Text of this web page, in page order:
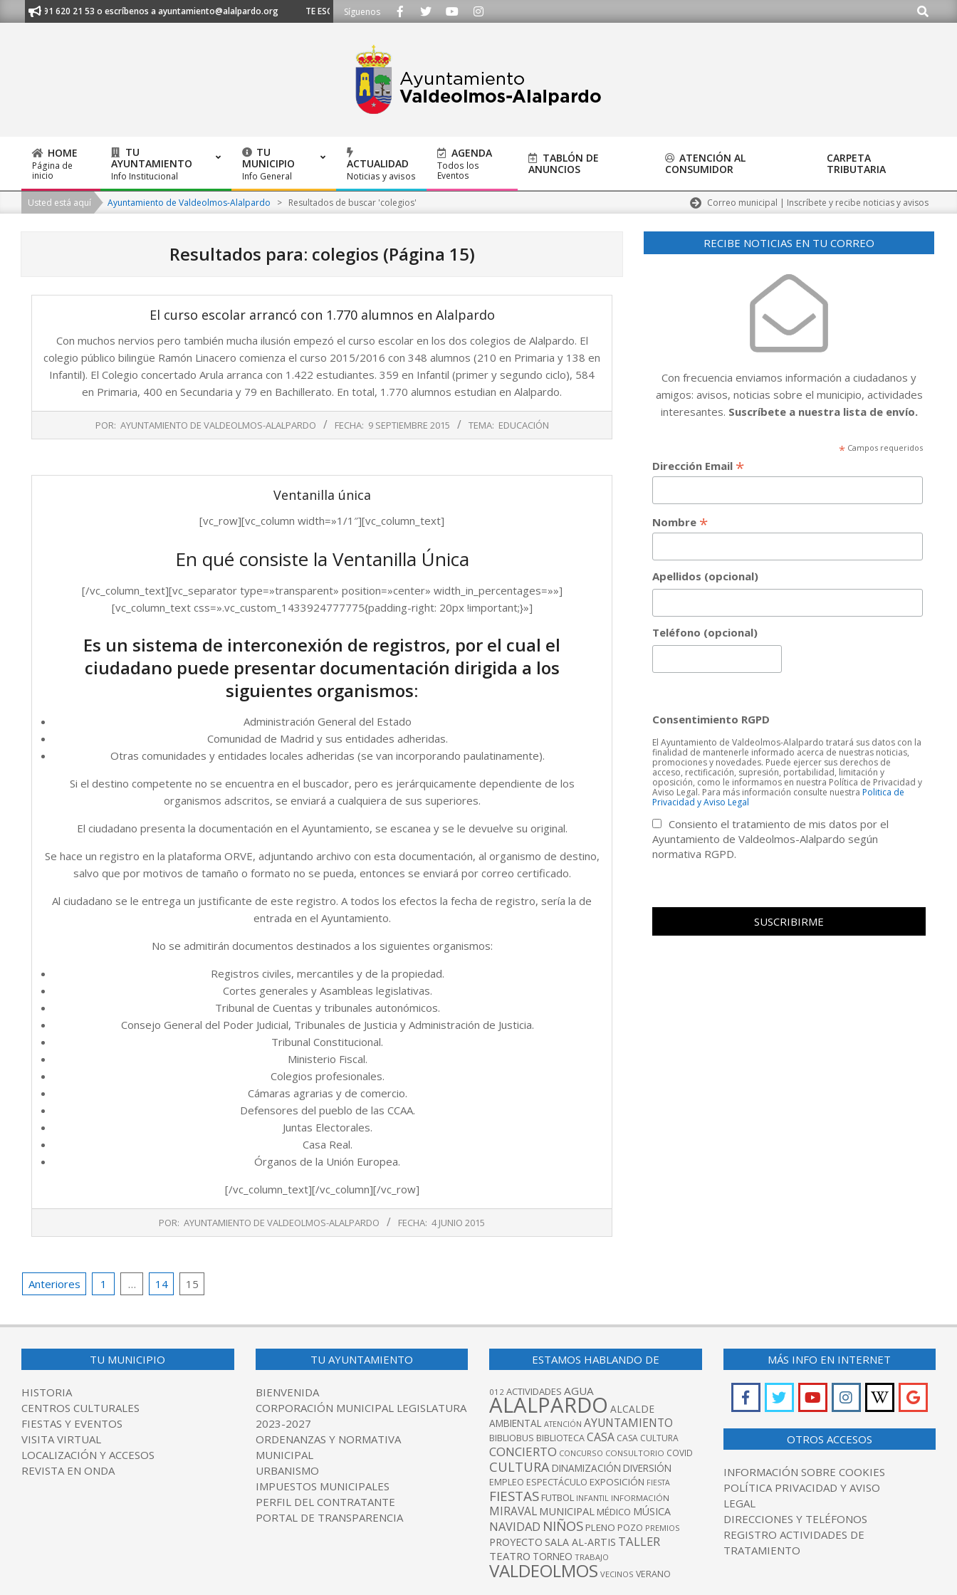
to
al 91 620 21 53 o escríbenos a ayuntamiento@alalpardo.org TE ESCUCHAMOS - Llámanos al 91 620 21 53 o escríbenos a ayuntamiento@alalpardo.org
Síguenos Buscar
Primary
Navigation
Menu
HOME
Página de
inicio
TU
AYUNTAMIENTO
Info Institucional
TU
MUNICIPIO
Info General
ACTUALIDAD
Noticias y avisos
AGENDA
Todos los
Eventos
TABLÓN DE
ANUNCIOS
ATENCIÓN AL
CONSUMIDOR
CARPETA
TRIBUTARIA
Usted está aquí Ayuntamiento de Valdeolmos-Alalpardo > Resultados de buscar 'colegios' Correo municipal | Inscríbete y recibe noticias y avisos
Resultados para: colegios (Página 15)
El curso escolar arrancó con 1.770 alumnos en Alalpardo
Con muchos nervios pero también mucha ilusión empezó el curso escolar en los dos colegios de Alalpardo. El
colegio público bilingüe Ramón Linacero comienza el curso 2015/2016 con 348 alumnos (210 en Primaria y 138 en
Infantil). El Colegio concertado Arula arranca con 1.422 estudiantes. 359 en Infantil (primer y segundo ciclo), 584
en Primaria, 400 en Secundaria y 79 en Bachillerato. En total, 1.770 alumnos estudian en Alalpardo.
POR: AYUNTAMIENTO DE VALDEOLMOS-ALALPARDO FECHA: 9 SEPTIEMBRE 2015 TEMA: EDUCACIÓN
Ventanilla única
[vc_row][vc_column width=»1/1″][vc_column_text]
En qué consiste la Ventanilla Única
[/vc_column_text][vc_separator type=»transparent» position=»center» width_in_percentages=»»]
[vc_column_text css=».vc_custom_1433924777775{padding-right: 20px !important;}»]
Es un sistema de interconexión de registros, por el cual el
ciudadano puede presentar documentación dirigida a los
siguientes organismos:
Administración General del Estado
Comunidad de Madrid y sus entidades adheridas.
Otras comunidades y entidades locales adheridas (se van incorporando paulatinamente).
Si el destino competente no se encuentra en el buscador, pero es jerárquicamente dependiente de los
organismos adscritos, se enviará a cualquiera de sus superiores.
El ciudadano presenta la documentación en el Ayuntamiento, se escanea y se le devuelve su original.
Se hace un registro en la plataforma ORVE, adjuntando archivo con esta documentación, al organismo de destino,
salvo que por motivos de tamaño o formato no se pueda, entonces se enviará por correo certificado.
Al ciudadano se le entrega un justificante de este registro. A todos los efectos la fecha de registro, sería la de
entrada en el Ayuntamiento.
No se admitirán documentos destinados a los siguientes organismos:
Registros civiles, mercantiles y de la propiedad.
Cortes generales y Asambleas legislativas.
Tribunal de Cuentas y tribunales autonómicos.
Consejo General del Poder Judicial, Tribunales de Justicia y Administración de Justicia.
Tribunal Constitucional.
Ministerio Fiscal.
Colegios profesionales.
Cámaras agrarias y de comercio.
Defensores del pueblo de las CCAA.
Juntas Electorales.
Casa Real.
Órganos de la Unión Europea.
[/vc_column_text][/vc_column][/vc_row]
POR: AYUNTAMIENTO DE VALDEOLMOS-ALALPARDO FECHA: 4 JUNIO 2015
Paginación
entradas
Anteriores 1 … 14 15
RECIBE NOTICIAS EN TU CORREO
Con frecuencia enviamos información a ciudadanos y
amigos: avisos, noticias sobre el municipio, actividades
interesantes. Suscríbete a nuestra lista de envío.
* Campos requeridos
Dirección Email *
Nombre *
Apellidos (opcional)
Teléfono (opcional)
Consentimiento RGPD
El Ayuntamiento de Valdeolmos-Alalpardo tratará sus datos con la
finalidad de mantenerle informado acerca de nuestras noticias,
promociones y novedades. Puede ejercer sus derechos de
acceso, rectificación, supresión, portabilidad, limitación y
oposición, como le informamos en nuestra Política de Privacidad y
Aviso Legal. Para más información consulte nuestraPolitica de
Privacidad y Aviso Legal
Consiento el tratamiento de mis datos por el
Ayuntamiento de Valdeolmos-Alalpardo según
normativa RGPD.
TU MUNICIPIO
HISTORIA
CENTROS CULTURALES
FIESTAS Y EVENTOS
VISITA VIRTUAL
LOCALIZACIÓN Y ACCESOS
REVISTA EN ONDA
TU AYUNTAMIENTO
BIENVENIDA
CORPORACIÓN MUNICIPAL LEGISLATURA
2023-2027
ORDENANZAS Y NORMATIVA
MUNICIPAL
URBANISMO
IMPUESTOS MUNICIPALES
PERFIL DEL CONTRATANTE
PORTAL DE TRANSPARENCIA
ESTAMOS HABLANDO DE
012 ACTIVIDADES AGUA
ALALPARDO ALCALDE
AMBIENTAL ATENCIÓN AYUNTAMIENTO
BIBLIOBUS BIBLIOTECACASA CASA CULTURA
CONCIERTO CONCURSO CONSULTORIO COVID
CULTURA DINAMIZACIÓN DIVERSIÓN
EMPLEO ESPECTÁCULO EXPOSICIÓN FIESTA
FIESTAS FUTBOL INFANTIL INFORMACIÓN
MIRAVAL MUNICIPAL MÉDICO MÚSICA
NAVIDAD NIÑOS PLENO POZO PREMIOS
PROYECTO SALA AL-ARTIS TALLER
TEATRO TORNEO TRABAJO
VALDEOLMOS VECINOS VERANO
MÁS INFO EN INTERNET
OTROS ACCESOS
INFORMACIÓN SOBRE COOKIES
POLÍTICA PRIVACIDAD Y AVISO
LEGAL
DIRECCIONES Y TELÉFONOS
REGISTRO ACTIVIDADES DE
TRATAMIENTO